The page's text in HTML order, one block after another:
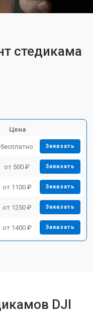
стедикама
Цена
бесплатно Заказать
от 500 ₽ Заказать
от 1100 ₽ Заказать
от 1250 ₽ Заказать
от 1400 ₽ Заказать
DJI